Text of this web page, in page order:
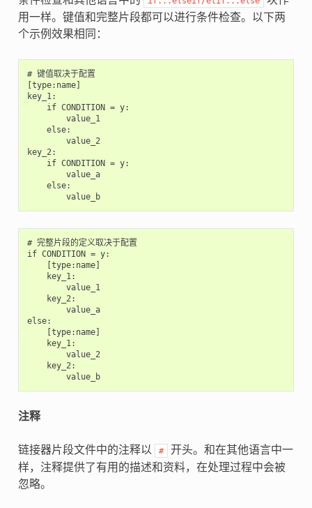
用一样。键值和完整片段都可以进行条件检查。以下两
个示例效果相同：
# 键值取决于配置
[type:name]
key_1:
    if CONDITION = y:
        value_1
    else:
        value_2
key_2:
    if CONDITION = y:
        value_a
    else:
        value_b
# 完整片段的定义取决于配置
if CONDITION = y:
    [type:name]
    key_1:
        value_1
    key_2:
        value_a
else:
    [type:name]
    key_1:
        value_2
    key_2:
        value_b
注释
链接器片段文件中的注释以 #
开头。和在其他语言中一
样，注释提供了有用的描述和资料，在处理过程中会被
忽略。